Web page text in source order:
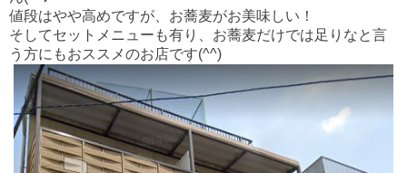
値段はやや高めですが、お蕎麦がお美味しい！
そしてセットメニューも有り、お蕎麦だけでは足りなと言
う方にもおススメのお店です(^^)